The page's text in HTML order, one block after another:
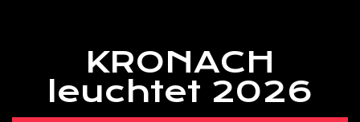
KRONACH
leuchtet 2026